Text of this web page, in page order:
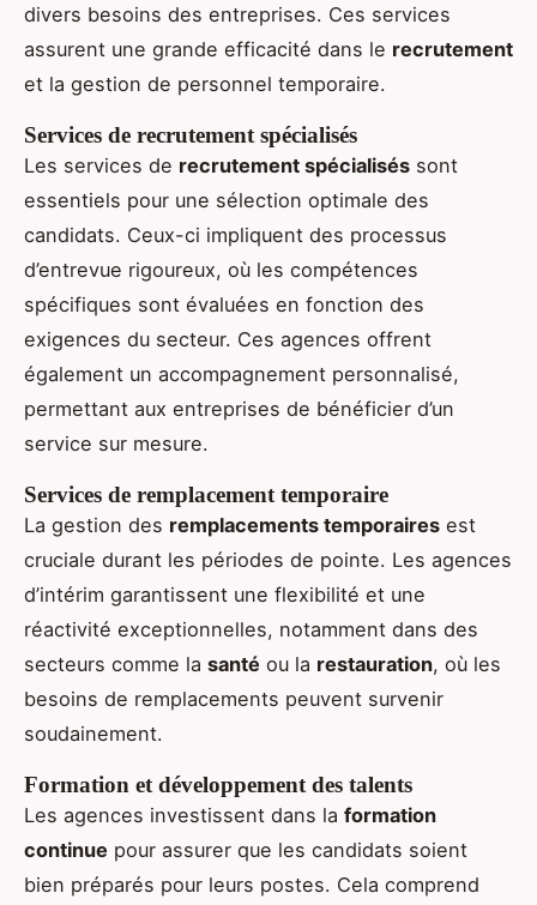
divers besoins des entreprises. Ces services
assurent une grande efficacité dans le recrutement
et la gestion de personnel temporaire.
Services de recrutement spécialisés
Les services de recrutement spécialisés sont
essentiels pour une sélection optimale des
candidats. Ceux-ci impliquent des processus
d’entrevue rigoureux, où les compétences
spécifiques sont évaluées en fonction des
exigences du secteur. Ces agences offrent
également un accompagnement personnalisé,
permettant aux entreprises de bénéficier d’un
service sur mesure.
Services de remplacement temporaire
La gestion des remplacements temporaires est
cruciale durant les périodes de pointe. Les agences
d’intérim garantissent une flexibilité et une
réactivité exceptionnelles, notamment dans des
secteurs comme la santé ou la restauration, où les
besoins de remplacements peuvent survenir
soudainement.
Formation et développement des talents
Les agences investissent dans la formation
continue pour assurer que les candidats soient
bien préparés pour leurs postes. Cela comprend